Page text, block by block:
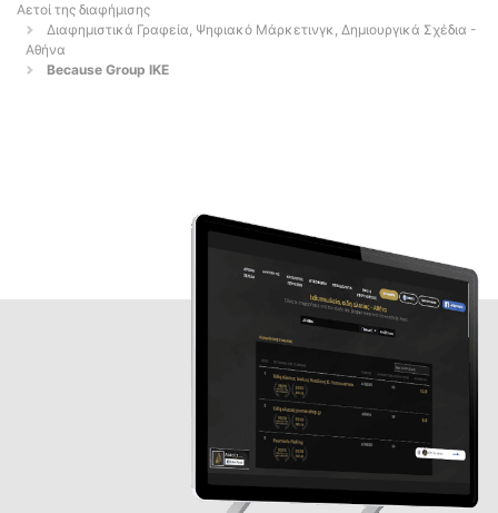
Αετοί της διαφήμισης
Διαφημιστικά Γραφεία, Ψηφιακό Μάρκετινγκ, Δημιουργικά Σχέδια -
Αθήνα
Because Group ΙΚΕ